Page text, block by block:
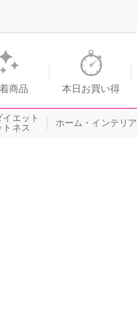
ピングのショップチャンネル
商品 本日お買い得
イエット
トネス
ホーム・インテリア